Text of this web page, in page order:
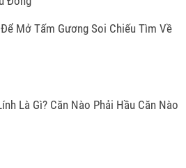
Mở Tấm Gương Soi Chiếu Tìm Về
Là Gì? Căn Nào Phải Hầu Căn Nào